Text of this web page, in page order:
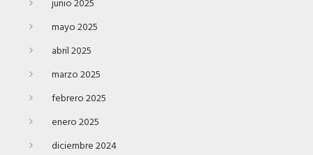
junio 2025
mayo 2025
abril 2025
marzo 2025
febrero 2025
enero 2025
diciembre 2024